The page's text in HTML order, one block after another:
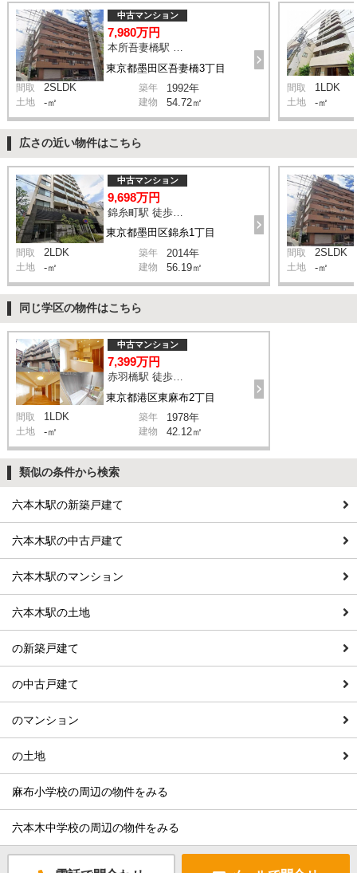
東京都墨田区吾妻橋3丁目
中古マンション
7,980万円
本所吾妻橋駅 徒歩1分
間取 2SLDK 築年 1992年
土地 -㎡ 建物 54.72㎡
間取 1LDK
土地 -㎡
広さの近い物件はこちら
東京都墨田区錦糸1丁目
中古マンション
9,698万円
間取 2LDK 築年 2014年
土地 -㎡ 建物 56.19㎡
間取 2SLDK
土地 -㎡
同じ学区の物件はこちら
東京都港区東麻布2丁目
中古マンション
7,399万円
赤羽橋駅 徒歩5分
間取 1LDK 築年 1978年
土地 -㎡ 建物 42.12㎡
類似の条件から検索
六本木駅の新築戸建て
六本木駅の中古戸建て
六本木駅のマンション
六本木駅の土地
の新築戸建て
の中古戸建て
のマンション
の土地
麻布小学校の周辺の物件をみる
六本木中学校の周辺の物件をみる